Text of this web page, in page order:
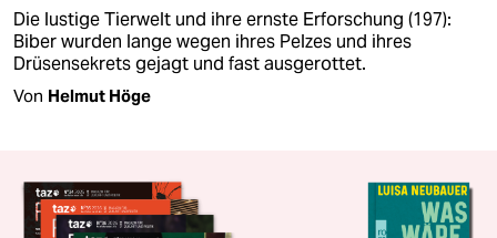
Die lustige Tierwelt und ihre ernste Erforschung (197):
Biber wurden lange wegen ihres Pelzes und ihres
Drüsensekrets gejagt und fast ausgerottet.
Von Helmut Höge